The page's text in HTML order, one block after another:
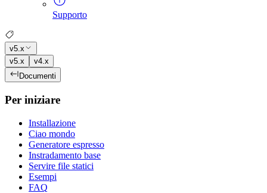
Supporto
v5.x
v5.x
v4.x
Documenti
Per iniziare
Installazione
Ciao mondo
Generatore espresso
Instradamento base
Servire file statici
Esempi
FAQ